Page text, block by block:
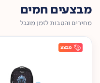
מבצעים חמים
מחירים והטבות לזמן מוגבל